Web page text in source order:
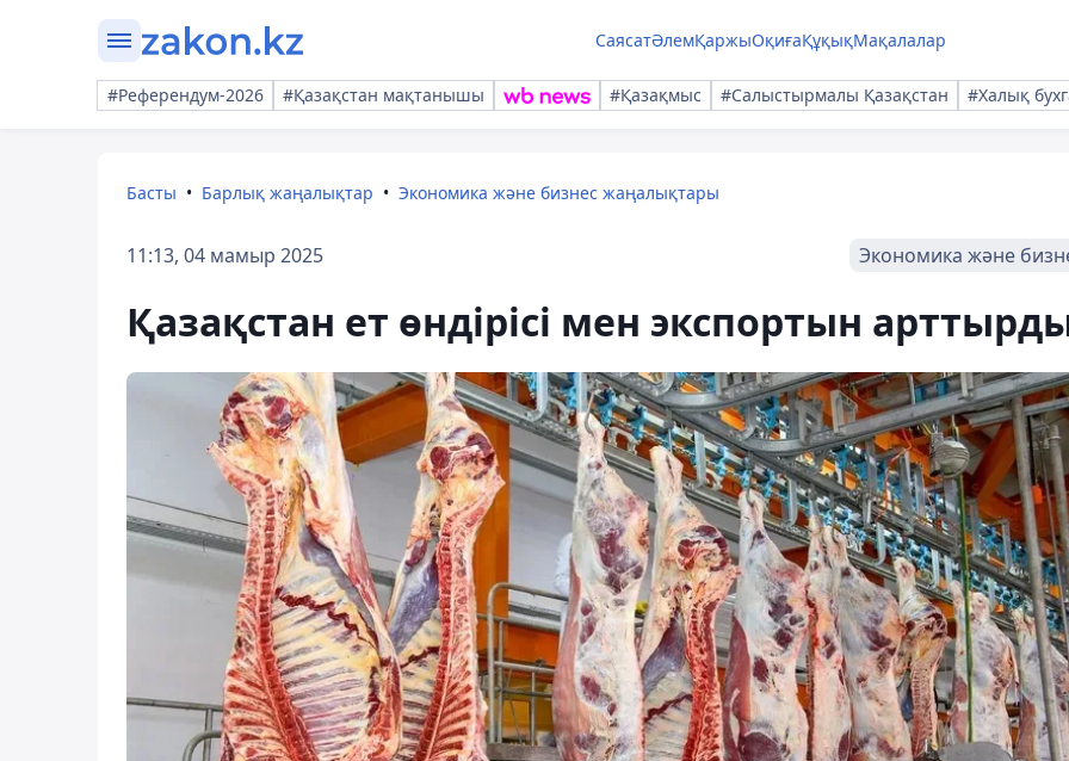
СаясатӘлемҚаржыОқиғаҚұқықМақалалар
#Референдум-2026 #Қазақстан мақтанышы #Қазақмыс #Салыстырмалы Қазақстан #Халық
Басты Барлық жаңалықтар Экономика және бизнес жаңалықтары
11:13, 04 мамыр 2025 Экономика және
Қазақстан ет өндірісі мен экспортын